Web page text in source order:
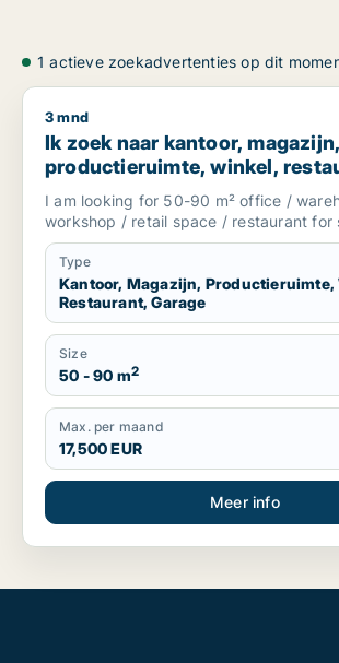
1 actieve zoekadvertenties op dit
Ik zoek naar kantoor, magazijn,
3 mnd
Ik zoek naar kantoor, magazijn,
productieruimte, winkel,
garage te koop in South
Netherlands
I am looking for 50-90 m² office /
workshop / retail space / restaurant for
Type
Kantoor, Magazijn, Productieruimte,
Restaurant, Garage
Size
50 - 90 m2
Max. per maand
17,500 EUR
Meer info